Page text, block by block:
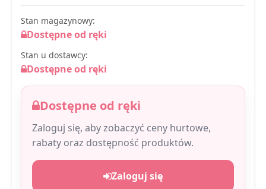
Stan magazynowy:
Dostępne od ręki
Stan u dostawcy:
Dostępne od ręki
Dostępne od ręki
Zaloguj się, aby zobaczyć ceny hurtowe,
rabaty oraz dostępność produktów.
Zaloguj się